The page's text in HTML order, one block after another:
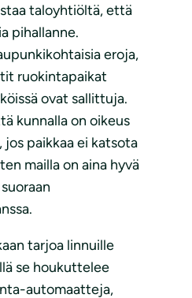
taloyhtiöltä, että
pihallanne.
eroja,
ruokintapaikat
ovat sallittuja.
kunnalla on oikeus
jos paikkaa ei katsota
mailla on aina hyvä
tarjoa linnuille
se houkuttelee
automaatteja,